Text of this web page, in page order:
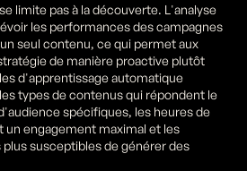
limite pas à la découverte. L'analyse
les performances des campagnes
seul contenu, ce qui permet aux
de manière proactive plutôt
d'apprentissage automatique
types de contenus qui répondent le
spécifiques, les heures de
un engagement maximal et les
susceptibles de générer des